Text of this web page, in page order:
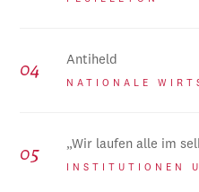
Antiheld
NATIONALE
„Wir laufen alle im
INSTITUTIONEN